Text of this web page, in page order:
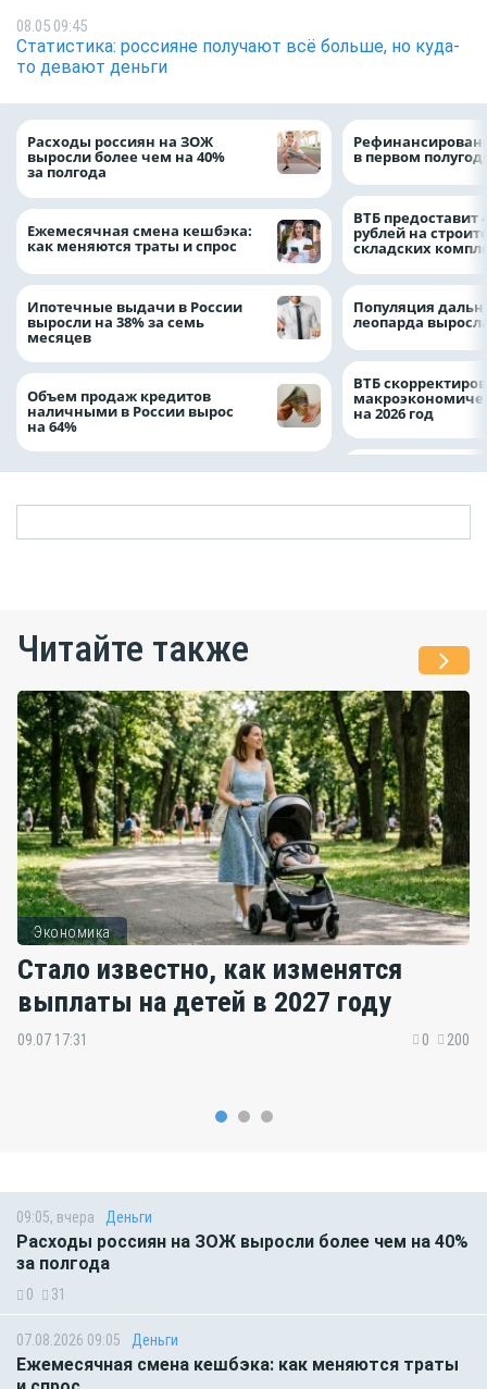
08.05 09:45
Статистика: россияне получают всё больше, но куда-
то девают деньги
Расходы россиян на ЗОЖ
выросли более чем на 40%
за полгода
Ежемесячная смена кешбэка:
как меняются траты и спрос
Ипотечные выдачи в России
выросли на 38% за семь
месяцев
Объем продаж кредитов
наличными в России вырос
на 64%
в первом
ВТБ предоставит
рублей на
складских
Популяция
леопарда
ВТБ
на 2026 год
Читайте также
Экономика
Стало известно, как изменятся
выплаты на детей в 2027 году
09.07 17:31 0 200
09:05, вчера Деньги
Расходы россиян на ЗОЖ выросли более чем на 40%
за полгода
0 31
07.08.2026 09:05 Деньги
Ежемесячная смена кешбэка: как меняются траты